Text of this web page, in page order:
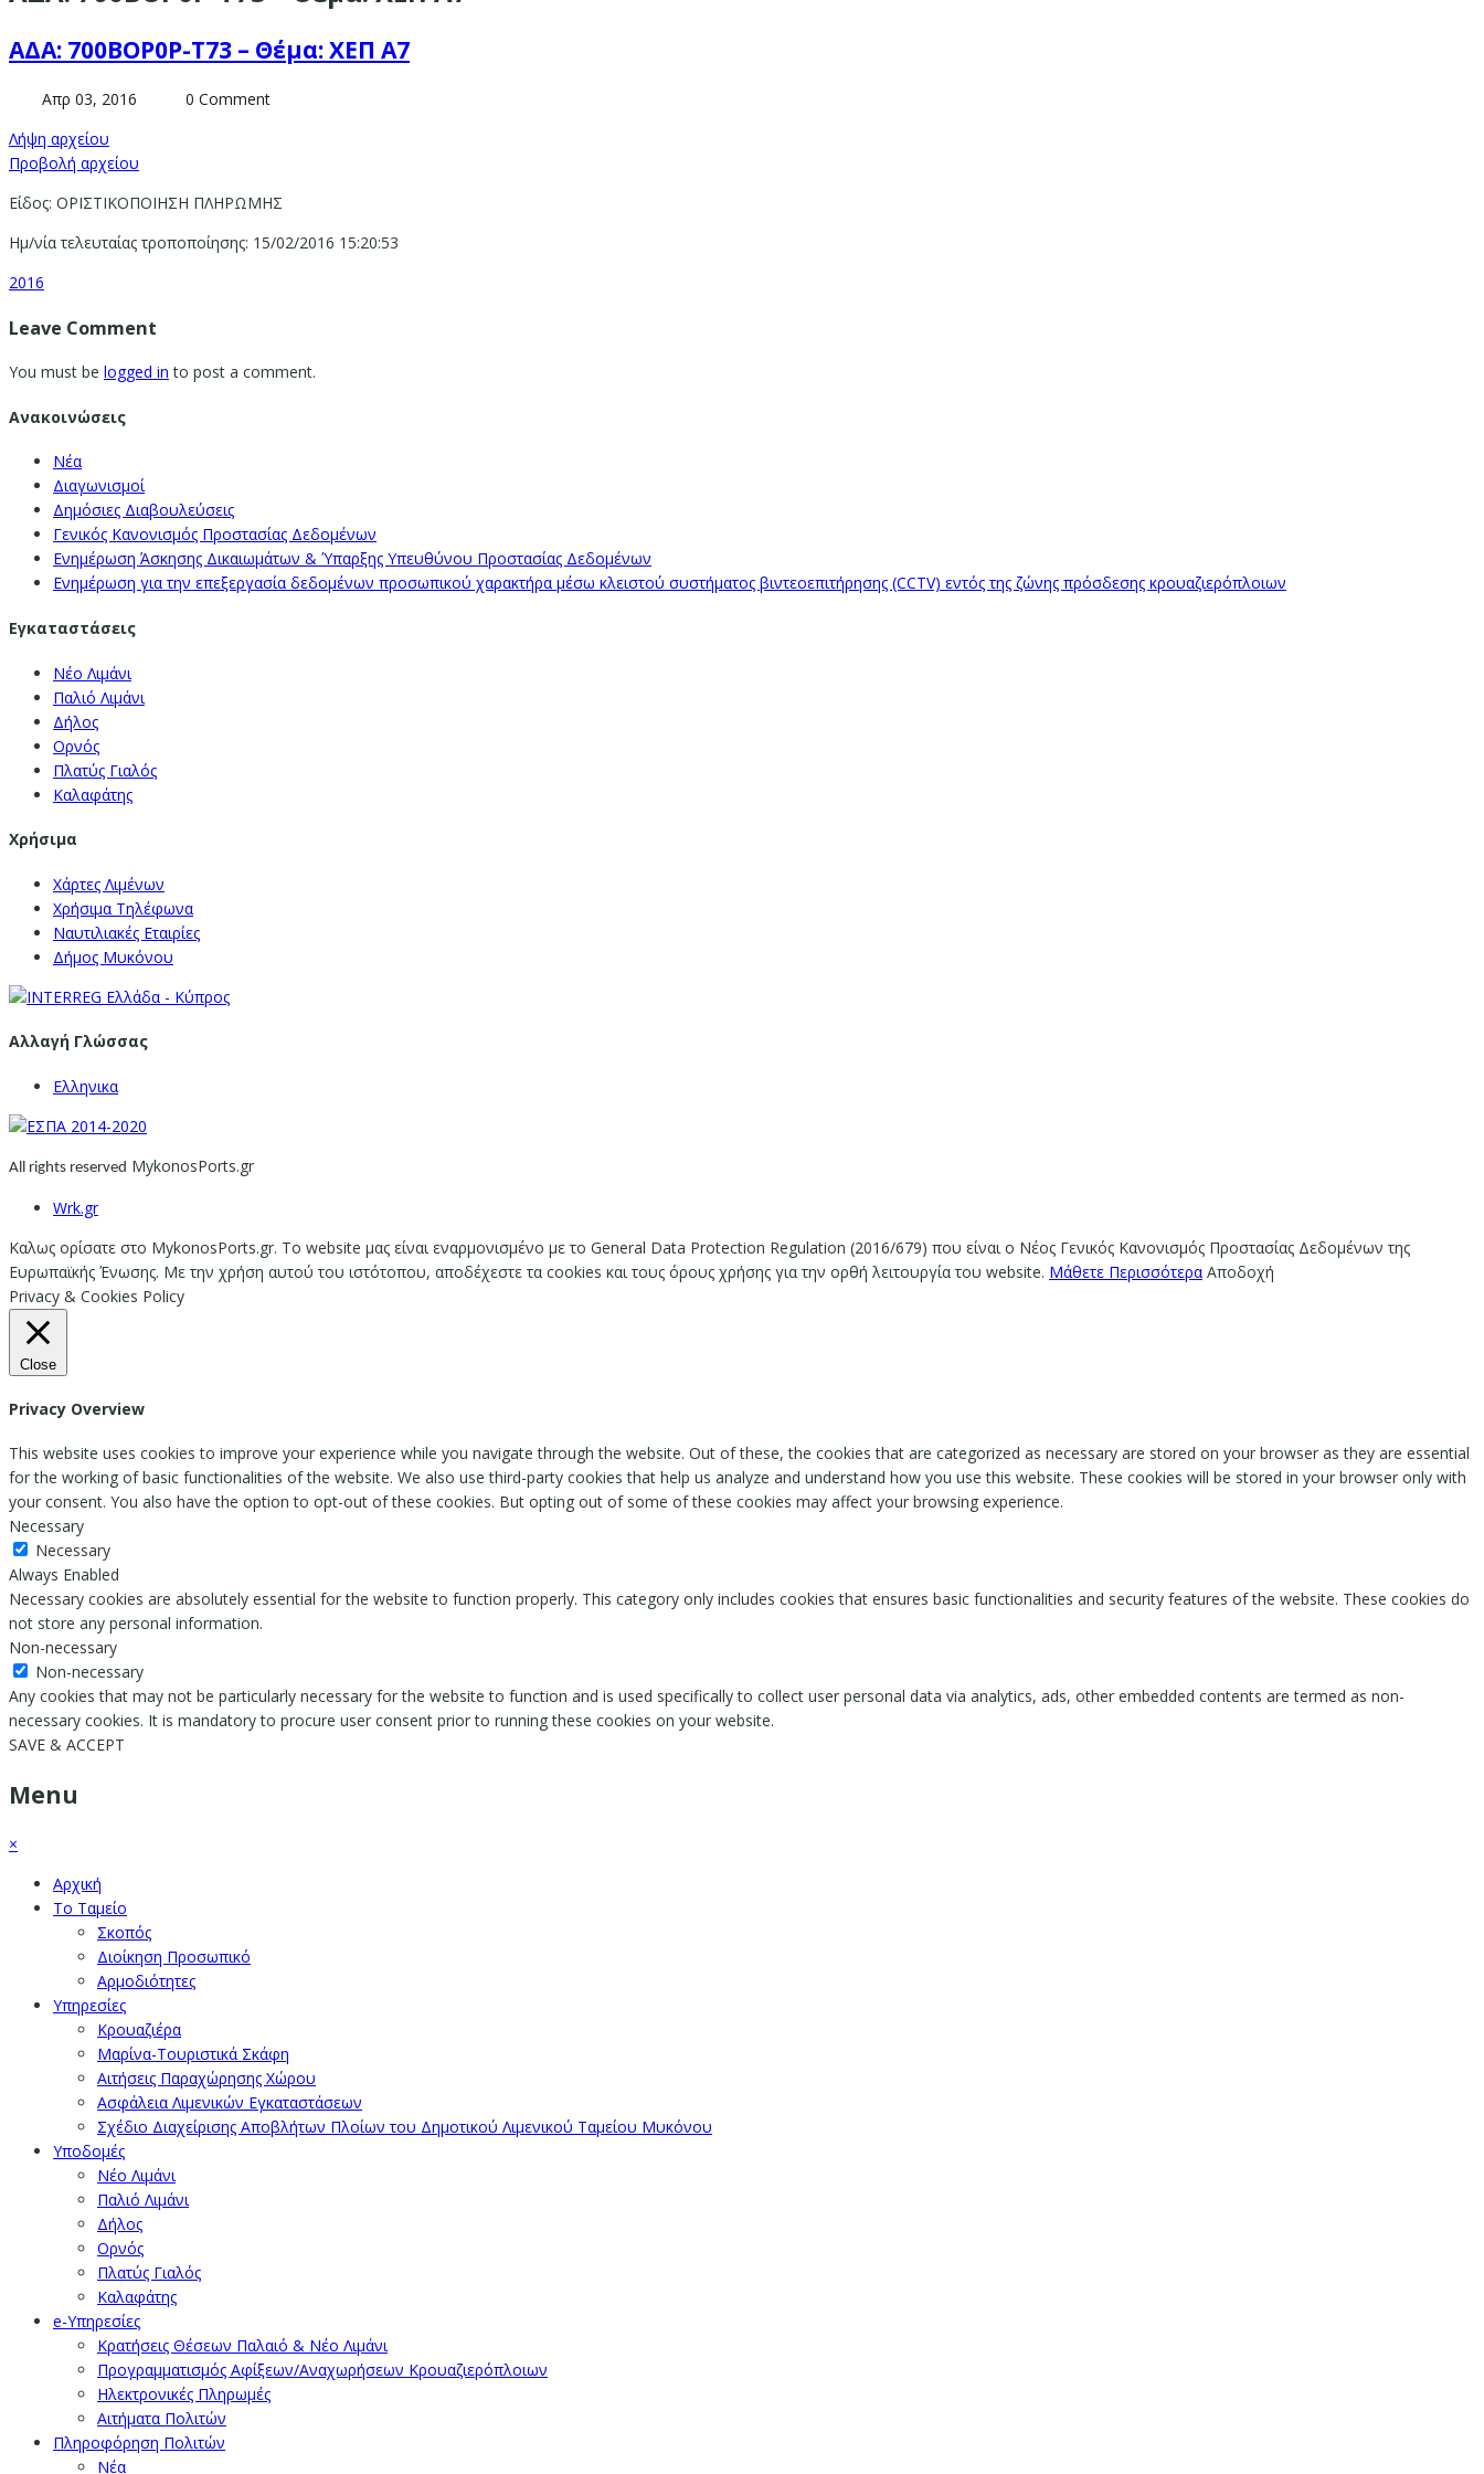
ΑΔΑ: 700ΒΟΡ0Ρ-Τ73 – Θέμα: ΧΕΠ Α7
Απρ 03, 2016
0 Comment
Λήψη αρχείου
Προβολή αρχείου
Είδος: ΟΡΙΣΤΙΚΟΠΟΙΗΣΗ ΠΛΗΡΩΜΗΣ
Ημ/νία τελευταίας τροποποίησης: 15/02/2016 15:20:53
2016
Leave Comment
You must be logged in to post a comment.
Ανακοινώσεις
Νέα
Διαγωνισμοί
Δημόσιες Διαβουλεύσεις
Γενικός Κανονισμός Προστασίας Δεδομένων
Ενημέρωση Άσκησης Δικαιωμάτων & Ύπαρξης Υπευθύνου Προστασίας Δεδομένων
Ενημέρωση για την επεξεργασία δεδομένων προσωπικού χαρακτήρα μέσω κλειστού συστήματος βιντεοεπιτήρησης (CCTV) εντός της ζώνης πρόσδεσης κρουαζιερόπλοιων
Εγκαταστάσεις
Νέο Λιμάνι
Παλιό Λιμάνι
Δήλος
Ορνός
Πλατύς Γιαλός
Καλαφάτης
Χρήσιμα
Χάρτες Λιμένων
Χρήσιμα Τηλέφωνα
Ναυτιλιακές Εταιρίες
Δήμος Μυκόνου
Αλλαγή Γλώσσας
Ελληνικα
All rights reserved MykonosPorts.gr
Wrk.gr
Καλως ορίσατε στο MykonosPorts.gr. Το website μας είναι εναρμονισμένο με το General Data Protection Regulation (2016/679) που είναι ο Νέος Γενικός Κανονισμός Προστασίας Δεδομένων της
Ευρωπαϊκής Ένωσης. Με την χρήση αυτού του ιστότοπου, αποδέχεστε τα cookies και τους όρους χρήσης για την ορθή λειτουργία του website. Μάθετε Περισσότερα Αποδοχή
Privacy & Cookies Policy
Close
Privacy Overview
This website uses cookies to improve your experience while you navigate through the website. Out of these, the cookies that are categorized as necessary are stored on your browser as they are essential
for the working of basic functionalities of the website. We also use third-party cookies that help us analyze and understand how you use this website. These cookies will be stored in your browser only with
your consent. You also have the option to opt-out of these cookies. But opting out of some of these cookies may affect your browsing experience.
Necessary
Necessary
Always Enabled
Necessary cookies are absolutely essential for the website to function properly. This category only includes cookies that ensures basic functionalities and security features of the website. These cookies do
not store any personal information.
Non-necessary
Non-necessary
Any cookies that may not be particularly necessary for the website to function and is used specifically to collect user personal data via analytics, ads, other embedded contents are termed as non-
necessary cookies. It is mandatory to procure user consent prior to running these cookies on your website.
SAVE & ACCEPT
Menu
×
Αρχική
Το Ταμείο
Σκοπός
Διοίκηση Προσωπικό
Αρμοδιότητες
Υπηρεσίες
Κρουαζιέρα
Μαρίνα-Τουριστικά Σκάφη
Αιτήσεις Παραχώρησης Χώρου
Ασφάλεια Λιμενικών Εγκαταστάσεων
Σχέδιο Διαχείρισης Αποβλήτων Πλοίων του Δημοτικού Λιμενικού Ταμείου Μυκόνου
Υποδομές
Νέο Λιμάνι
Παλιό Λιμάνι
Δήλος
Ορνός
Πλατύς Γιαλός
Καλαφάτης
e-Υπηρεσίες
Κρατήσεις Θέσεων Παλαιό & Νέο Λιμάνι
Προγραμματισμός Αφίξεων/Αναχωρήσεων Κρουαζιερόπλοιων
Ηλεκτρονικές Πληρωμές
Αιτήματα Πολιτών
Πληροφόρηση Πολιτών
Νέα